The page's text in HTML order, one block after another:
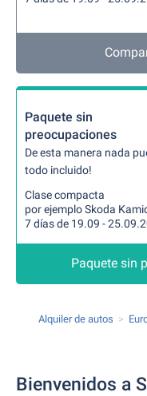
Paquete sin
preocupaciones
De esta manera nada
todo incluido!
Clase compacta
por ejemplo Skoda
7 días de 19.09 -
Paquete sin
Alquiler de autos
Bienvenidos a